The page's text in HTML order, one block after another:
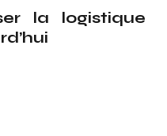
la logistique